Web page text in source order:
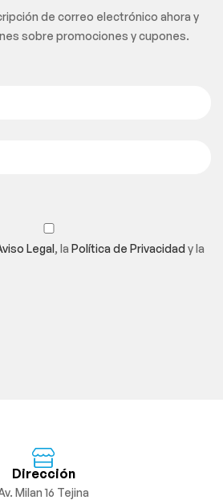
de correo electrónico ahora y
sobre promociones y cupones.
Legal, la Política de Privacidady la
Dirección
Milan 16 Tejina